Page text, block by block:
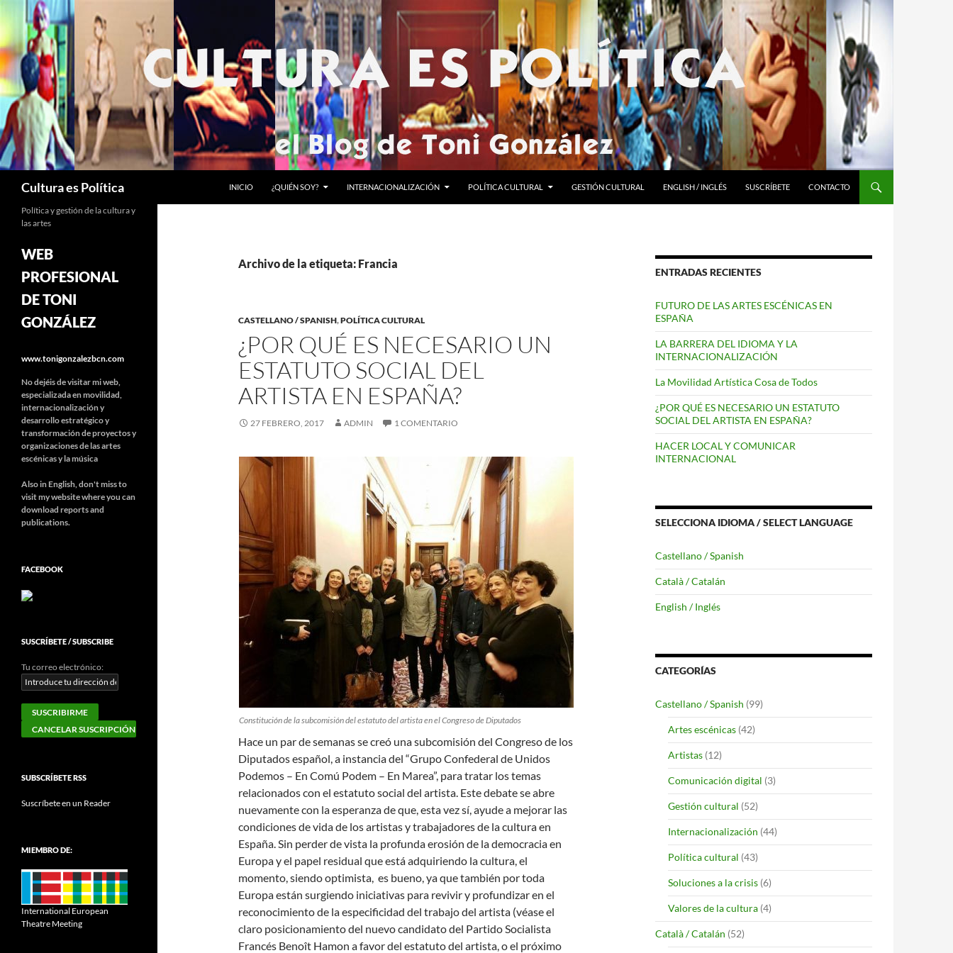
Saltar
contenido
Cultura es Política INICIO ¿QUIÉN SOY? INTERNACIONALIZACIÓN POLÍTICA CULTURAL GESTIÓN CULTURAL ENGLISH / INGLÉS SUSCRÍBETE CONTACTO
Archivo de la etiqueta: Francia
CASTELLANO / SPANISH,POLÍTICA CULTURAL
¿POR QUÉ ES NECESARIO UN
ESTATUTO SOCIAL DEL
ARTISTA EN ESPAÑA?
27 FEBRERO, 2017 ADMIN 1 COMENTARIO
Constitución de la subcomisión del estatuto del artista en el Congreso de Diputados
Hace un par de semanas se creó una subcomisión del Congreso de los
Diputados español, a instancia del “Grupo Confederal de Unidos
Podemos – En Comú Podem – En Marea”, para tratar los temas
relacionados con el estatuto social del artista. Este debate se abre
nuevamente con la esperanza de que, esta vez sí, ayude a mejorar las
condiciones de vida de los artistas y trabajadores de la cultura en
España. Sin perder de vista la profunda erosión de la democracia en
Europa y el papel residual que está adquiriendo la cultura, el
momento, siendo optimista, es bueno, ya que también por toda
Europa están surgiendo iniciativas para revivir y profundizar en el
reconocimiento de la especificidad del trabajo del artista (véase el
claro posicionamiento del nuevo candidato del Partido Socialista
Francés Benoît Hamon a favor del estatuto del artista, o el próximo
ENTRADAS RECIENTES
FUTURO DE LAS ARTES ESCÉNICAS EN
ESPAÑA
LA BARRERA DEL IDIOMA Y LA
INTERNACIONALIZACIÓN
La Movilidad Artística Cosa de Todos
¿POR QUÉ ES NECESARIO UN ESTATUTO
SOCIAL DEL ARTISTA EN ESPAÑA?
HACER LOCAL Y COMUNICAR
INTERNACIONAL
SELECCIONA IDIOMA / SELECT LANGUAGE
Castellano / Spanish
Català / Catalán
English / Inglés
CATEGORÍAS
Castellano / Spanish (99)
Artes escénicas (42)
Artistas (12)
Comunicación digital (3)
Gestión cultural (52)
Internacionalización (44)
Política cultural (43)
Soluciones a la crisis (6)
Valores de la cultura (4)
Català / Catalán (52)
Política y gestión de la cultura y
las artes
WEB
PROFESIONAL
DE TONI
GONZÁLEZ
www.tonigonzalezbcn.com
No dejéis de visitar mi web,
especializada en movilidad,
internacionalización y
desarrollo estratégico y
transformación de proyectos y
organizaciones de las artes
escénicas y la música
Also in English, don't miss to
visit my website where you can
download reports and
publications.
FACEBOOK
SUSCRÍBETE / SUBSCRIBE
Tu correo electrónico:
SUBSCRÍBETE RSS
Suscríbete en un Reader
MIEMBRO DE:
International European
Theatre Meeting